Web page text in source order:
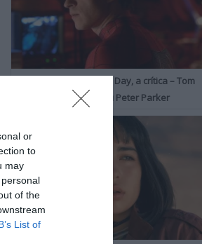
or
to
may
of the
List of
Spider-Man: Brand New Day, a crítica – Tom
Holland consolida o seu Peter Parker